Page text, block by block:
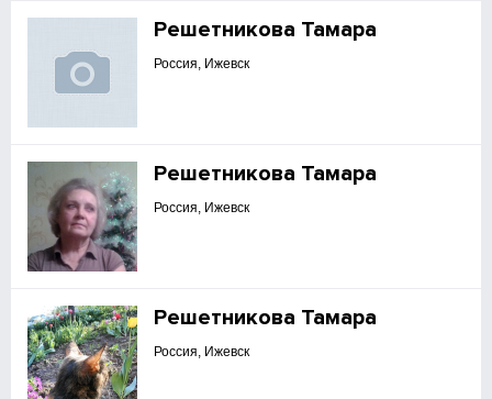
Решетникова Тамара
Россия, Ижевск
Решетникова Тамара
Россия, Ижевск
Решетникова Тамара
Россия, Ижевск